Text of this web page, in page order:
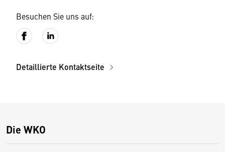
Besuchen Sie uns auf:
Detaillierte Kontaktseite
Die WKO